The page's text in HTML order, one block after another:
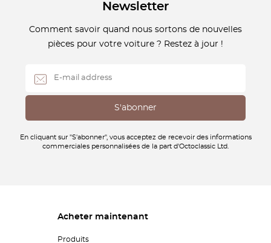
Newsletter
Comment savoir quand nous sortons de nouvelles
pièces pour votre voiture ? Restez à jour !
En cliquant sur "S'abonner", vous acceptez de recevoir des informations
commerciales personnalisées de la part d'Octoclassic Ltd.
Acheter maintenant
Produits